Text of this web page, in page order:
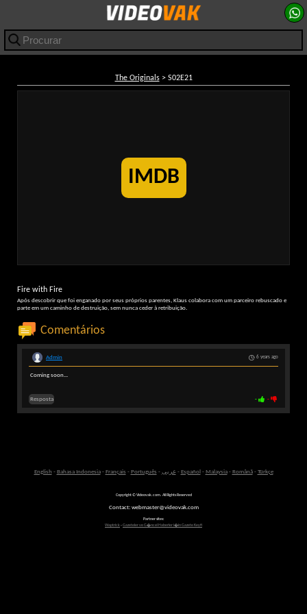
The Originals> S02E21
IMDB
Fire with Fire
Após descobrir que foi enganado por seus próprios parentes, Klaus colabora com um parceiro rebuscado e
parte em um caminho de destruição, sem nunca ceder à retribuição.
Comentários
6 years ago
Admin
Coming soon...
- -
Resposta
English - Bahasa Indonesia- Français - Português - عربى- Español - Malaysia- Română- Türkçe
Copyright © Videovak.com. All Rights Reserved
Contact: webmaster@videovak.com
Partner sites:
Waptrick-Gazeteler ve G�ncel Haberler i�in Gazete Keyfi